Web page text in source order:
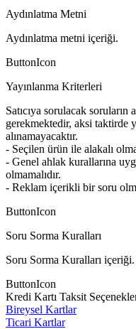
Aydınlatma Metni
Aydınlatma metni içeriği.
ButtonIcon
Yayınlanma Kriterleri
Satıcıya sorulacak soruların
gerekmektedir, aksi taktirde
alınamayacaktır.
- Seçilen ürün ile alakalı
- Genel ahlak kurallarına
olmamalıdır.
- Reklam içerikli bir soru
ButtonIcon
Soru Sorma Kuralları
Soru Sorma Kuralları içeriği.
ButtonIcon
Kredi Kartı Taksit
Bireysel Kartlar
Ticari Kartlar